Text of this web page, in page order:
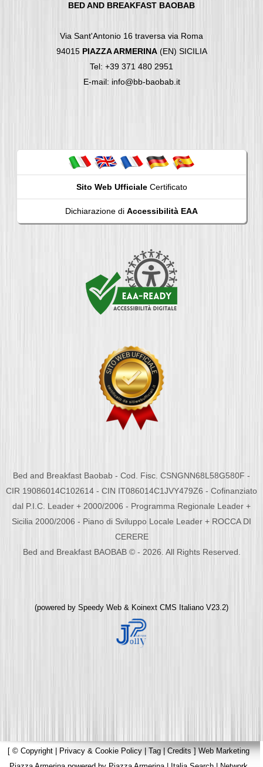
BED AND BREAKFAST BAOBAB
Via Sant'Antonio 16 traversa via Roma
94015 PIAZZA ARMERINA(EN) SICILIA
Tel: +39 371 480 2951
E-mail: info@bb-baobab.it
Sito Web UfficialeCertificato
Dichiarazione di Accessibilità EAA
Bed and Breakfast Baobab - Cod. Fisc. CSNGNN68L58G580F -
CIR 19086014C102614 - CIN IT086014C1JVY479Z6 - Cofinanziato
dal P.I.C. Leader + 2000/2006 - Programma Regionale Leader +
Sicilia 2000/2006 - Piano di Sviluppo Locale Leader + ROCCA DI
CERERE
Bed and Breakfast BAOBAB © - 2026. All Rights Reserved.
(powered by Speedy Web & Koinext CMS Italiano V23.2)
[ © Copyright | Privacy & Cookie Policy | Tag|Credits]Web Marketing